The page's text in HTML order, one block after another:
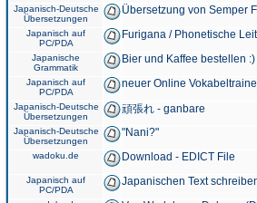
Japanisch-Deutsche
Übersetzungen
Übersetzung von Semper
Japanisch auf
PC/PDA
Furigana / Phonetische
Japanische
Grammatik
Bier und Kaffee bestellen :)
Japanisch auf
PC/PDA
neuer Online
Japanisch-Deutsche
Übersetzungen
頑張れ - ganbare
Japanisch-Deutsche
Übersetzungen
"Nani?"
wadoku.de Download - EDICT File
Japanisch auf
PC/PDA
Japanischen Text